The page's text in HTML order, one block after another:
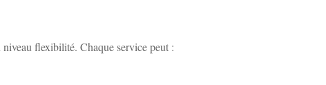
flexibilité. Chaque service peut :